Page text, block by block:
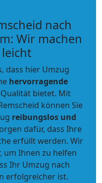
nach
Wir machen
dass hier Umzug
hervorragende
bietet. Mit
können Sie
reibungslos und
dafür, dass Ihre
erfüllt werden. Wir
um Ihnen zu helfen
Ihr Umzug nach
erfolgreicher ist.